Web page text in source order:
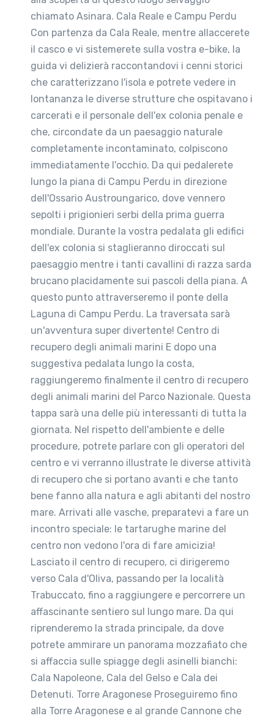
chiamato Asinara. Cala Reale e Campu Perdu
Con partenza da Cala Reale, mentre allaccerete
il casco e vi sistemerete sulla vostra e-bike, la
guida vi delizierà raccontandovi i cenni storici
che caratterizzano l'isola e potrete vedere in
lontananza le diverse strutture che ospitavano i
carcerati e il personale dell'ex colonia penale e
che, circondate da un paesaggio naturale
completamente incontaminato, colpiscono
immediatamente l'occhio. Da qui pedalerete
lungo la piana di Campu Perdu in direzione
dell'Ossario Austroungarico, dove vennero
sepolti i prigionieri serbi della prima guerra
mondiale. Durante la vostra pedalata gli edifici
dell'ex colonia si staglieranno diroccati sul
paesaggio mentre i tanti cavallini di razza sarda
brucano placidamente sui pascoli della piana. A
questo punto attraverseremo il ponte della
Laguna di Campu Perdu. La traversata sarà
un'avventura super divertente! Centro di
recupero degli animali marini E dopo una
suggestiva pedalata lungo la costa,
raggiungeremo finalmente il centro di recupero
degli animali marini del Parco Nazionale. Questa
tappa sarà una delle più interessanti di tutta la
giornata. Nel rispetto dell'ambiente e delle
procedure, potrete parlare con gli operatori del
centro e vi verranno illustrate le diverse attività
di recupero che si portano avanti e che tanto
bene fanno alla natura e agli abitanti del nostro
mare. Arrivati alle vasche, preparatevi a fare un
incontro speciale: le tartarughe marine del
centro non vedono l'ora di fare amicizia!
Lasciato il centro di recupero, ci dirigeremo
verso Cala d'Oliva, passando per la località
Trabuccato, fino a raggiungere e percorrere un
affascinante sentiero sul lungo mare. Da qui
riprenderemo la strada principale, da dove
potrete ammirare un panorama mozzafiato che
si affaccia sulle spiagge degli asinelli bianchi:
Cala Napoleone, Cala del Gelso e Cala dei
Detenuti. Torre Aragonese Proseguiremo fino
alla Torre Aragonese e al grande Cannone che